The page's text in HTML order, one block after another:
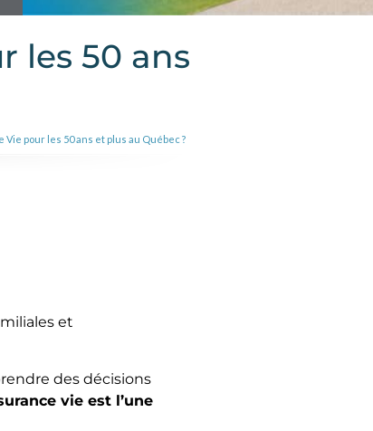
les 50 ans
pour les 50 ans et plus au Québec ?
et
des décisions
vie est l’une